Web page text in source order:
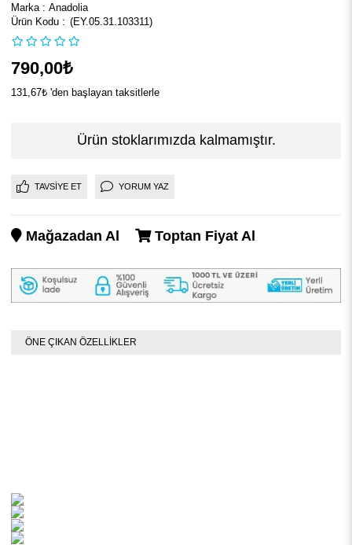
Marka : Anadolia
(EY.05.31.103311)
790,00₺
131,67₺ 'den başlayan taksitlerle
Ürün stoklarımızda kalmamıştır.
TAVSIYE ET YORUM YAZ
Mağazadan Al Toptan Fiyat Al
ÖNE ÇIKAN ÖZELLİKLER